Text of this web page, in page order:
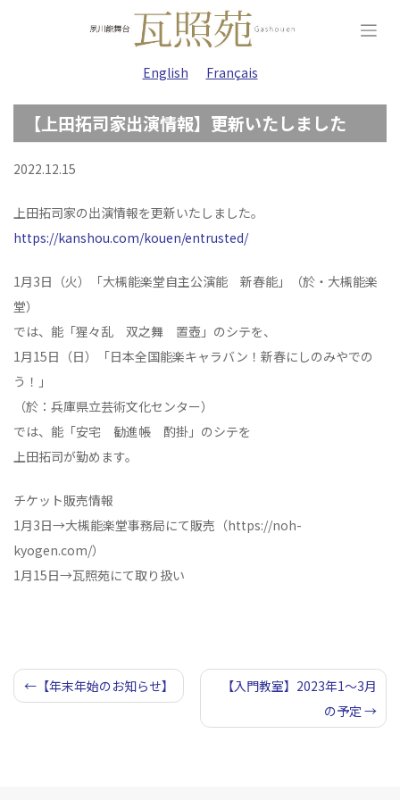
English Français
【上田拓司家出演情報】更新いたしました
2022.12.15
上田拓司家の出演情報を更新いたしました。
https://kanshou.com/kouen/entrusted/
1月3日（火）「大槻能楽堂自主公演能 新春能」（於・大槻能楽
堂）
では、能「猩々乱 双之舞 置壺」のシテを、
1月15日（日）「日本全国能楽キャラバン！新春にしのみやでの
う！」
（於：兵庫県立芸術文化センター）
では、能「安宅 勧進帳 酌掛」のシテを
上田拓司が勤めます。
チケット販売情報
1月3日→大槻能楽堂事務局にて販売（https://noh-
kyogen.com/）
1月15日→瓦照苑にて取り扱い
投【年末年始のお知らせ】
【入門教室】2023年1～3月
の予定